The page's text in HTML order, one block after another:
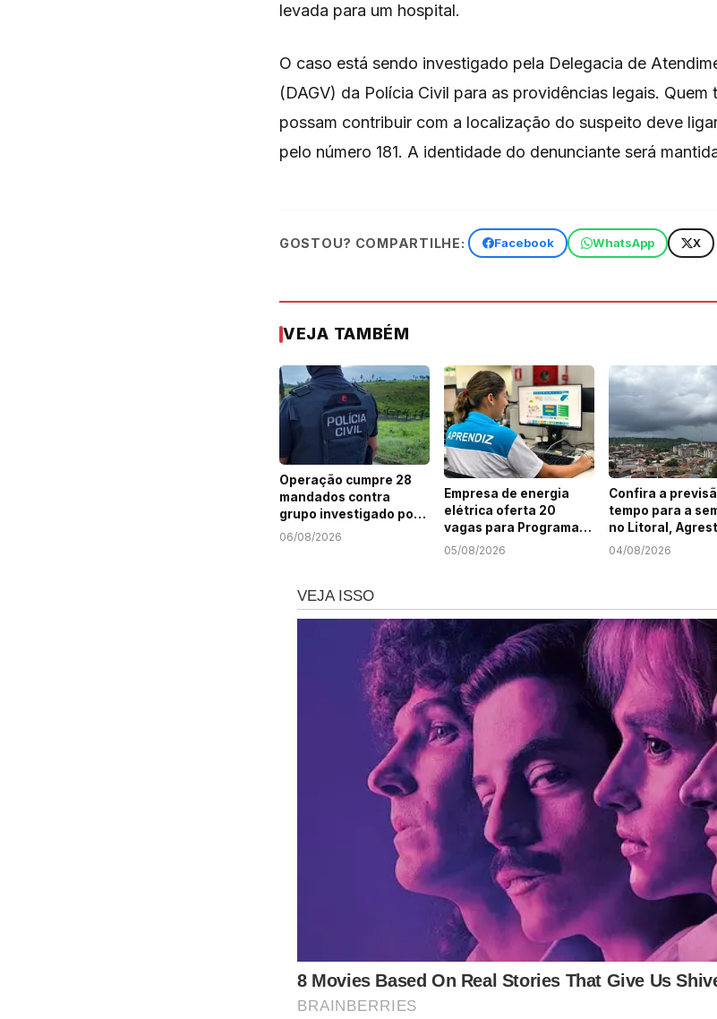
levada para um hospital.
O caso está sendo investigado pela Delegacia de
(DAGV) da Polícia Civil para as providências legais.
possam contribuir com a localização do suspeito deve
pelo número 181. A identidade do denunciante será
GOSTOU? COMPARTILHE: Facebook WhatsApp X
VEJA TAMBÉM
Operação cumpre 28
mandados contra
grupo investigado por
roubo de cargas e
06/08/2026
Empresa de energia
elétrica oferta 20
vagas para Programa
Jovem Aprendiz em
05/08/2026
Confira a
tempo para a
no Litoral,
Sertão de Sergipe
04/08/2026